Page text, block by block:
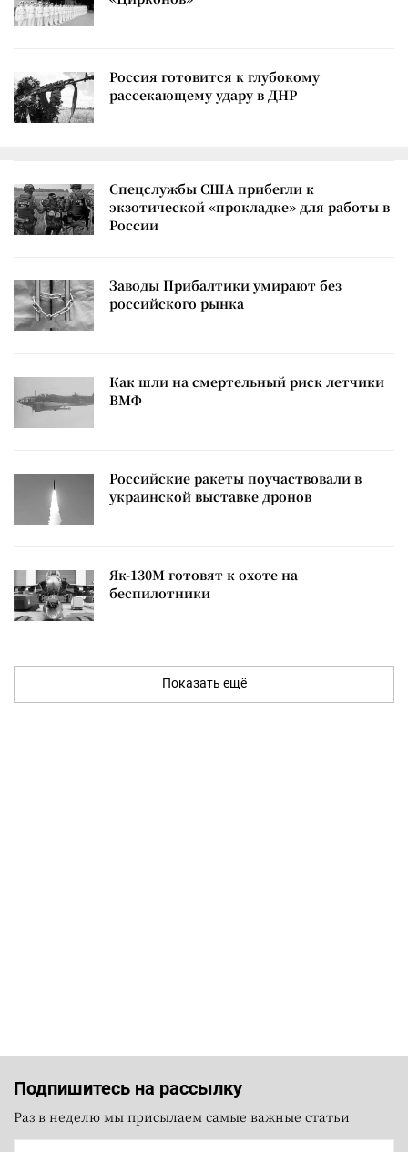
Россия готовится к глубокому
рассекающему удару в ДНР
Спецслужбы США прибегли к
экзотической «прокладке» для работы в
России
Заводы Прибалтики умирают без
российского рынка
Как шли на смертельный риск летчики
ВМФ
Российские ракеты поучаствовали в
украинской выставке дронов
Як-130М готовят к охоте на
беспилотники
Показать ещё
Подпишитесь на рассылку
Раз в неделю мы присылаем самые важные статьи